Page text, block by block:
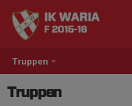
Truppen
IK WARIA
F 2015-16
Truppen